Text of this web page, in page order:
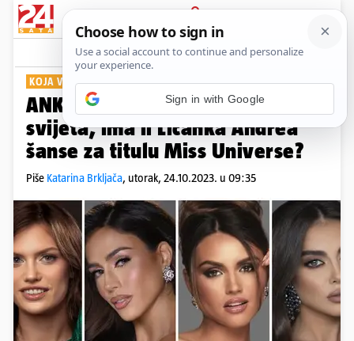
PRIJAVA
Show Komentari
KOJA VAM JE NAJLJEPŠA?
ANKETA Ovo su najljepše žene
svijeta, ima li Ličanka Andrea
šanse za titulu Miss Universe?
Piše Katarina Brkljača, utorak, 24.10.2023. u 09:35